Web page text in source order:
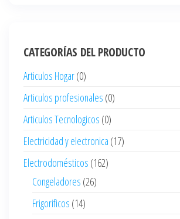
CATEGORÍAS DEL PRODUCTO
Articulos Hogar(0)
Articulos profesionales (0)
Articulos Tecnologicos (0)
Electricidad y electronica (17)
Electrodomésticos (162)
Congeladores (26)
Frigorificos (14)